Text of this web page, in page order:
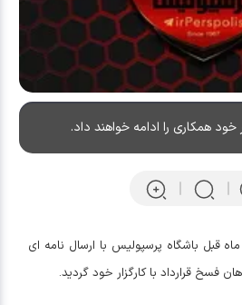
همکاری را ادامه خواهند داد.
باشگاه پرسپولیس با ارسال نامه ای
فسخ قرارداد با کارگزار خود گردید.